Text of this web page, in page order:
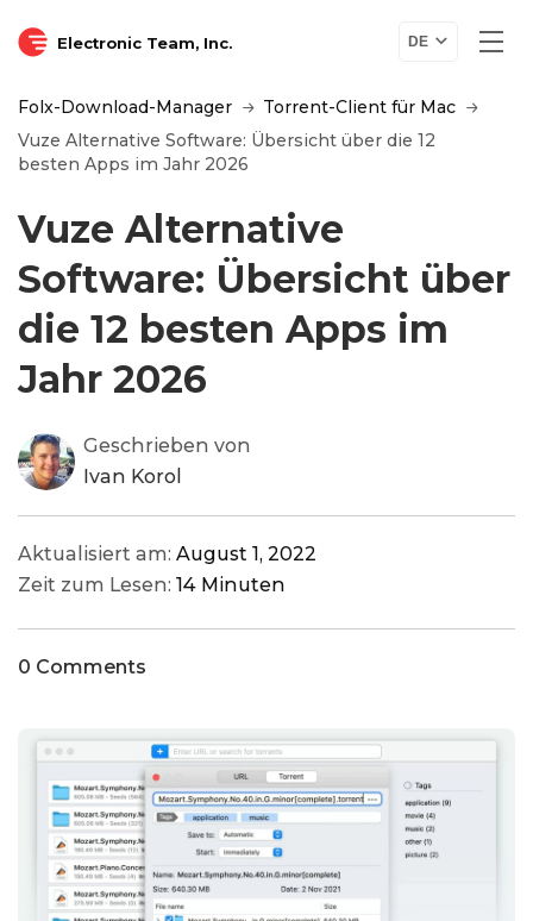
Electronic Team, Inc. DE
Folx-Download-Manager
Torrent-Client für Mac
Vuze Alternative Software: Übersicht über die 12
besten Apps im Jahr 2026
Vuze Alternative
Software: Übersicht über
die 12 besten Apps im
Jahr 2026
Geschrieben von
Ivan Korol
Aktualisiert am: August 1, 2022
Zeit zum Lesen: 14 Minuten
0 Comments